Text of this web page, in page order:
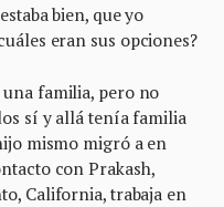
bien, que yo
eran sus opciones?
familia, pero no
sí y allá tenía familia
mismo migró a en
con Prakash,
California, trabaja en